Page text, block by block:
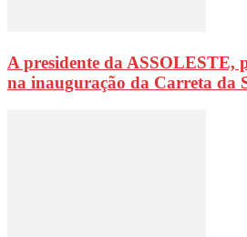
A presidente da ASSOLESTE,
na inauguração da Carreta da